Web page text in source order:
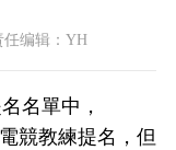
任编辑：YH
名單中，
競教練提名，但